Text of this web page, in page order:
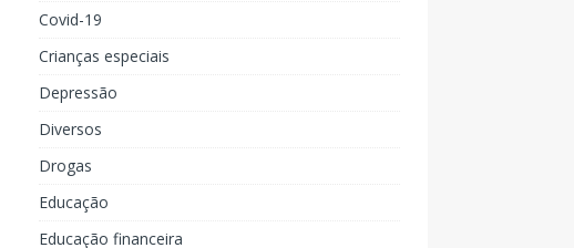
Covid-19
Crianças especiais
Depressão
Diversos
Drogas
Educação
Educação financeira